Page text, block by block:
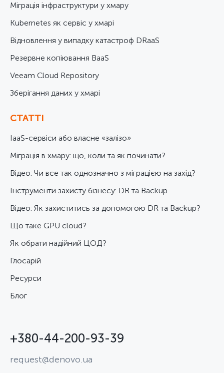
Міграція інфраструктури у хмару
Kubernetes як сервіс у хмарі
Відновлення у випадку катастроф DRaaS
Резервне копіювання BaaS
Veeam Cloud Repository
Зберігання даних у хмарі
СТАТТІ
IaaS-сервіси або власне «залізо»
Міграція в хмару: що, коли та як починати?
Відео: Чи все так однозначно з міграцією на захід?
Інструменти захисту бізнесу: DR та Backup
Відео: Як захиститись за допомогою DR та Backup?
Що таке GPU cloud?
Як обрати надійний ЦОД?
Глосарій
Ресурси
Блог
+380-44-200-93-39
request@denovo.ua